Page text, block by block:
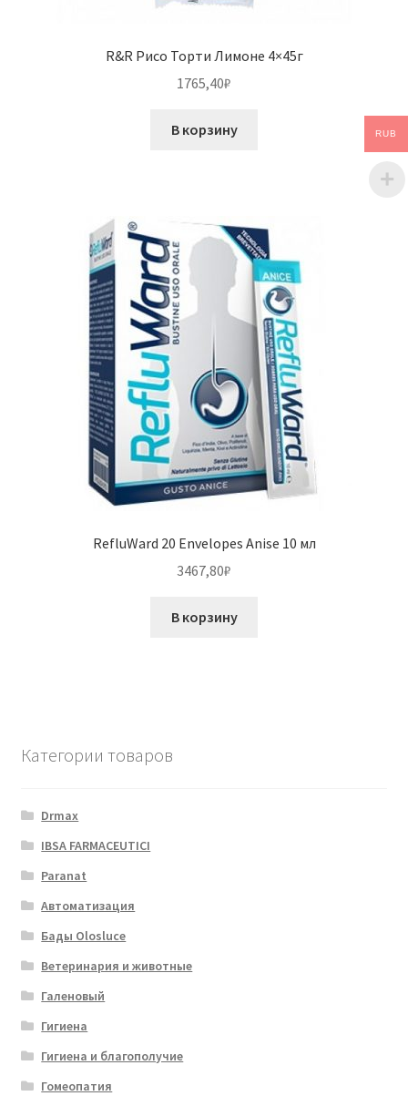
R&R Рисо Торти Лимоне 4×45г
1765,40₽
В корзину
RefluWard 20 Envelopes Anise 10 мл
3467,80₽
В корзину
Категории товаров
Drmax
IBSA FARMACEUTICI
Paranat
Автоматизация
Бады Olosluce
Ветеринария и животные
Галеновый
Гигиена
Гигиена и благополучие
Гомеопатия
RUB